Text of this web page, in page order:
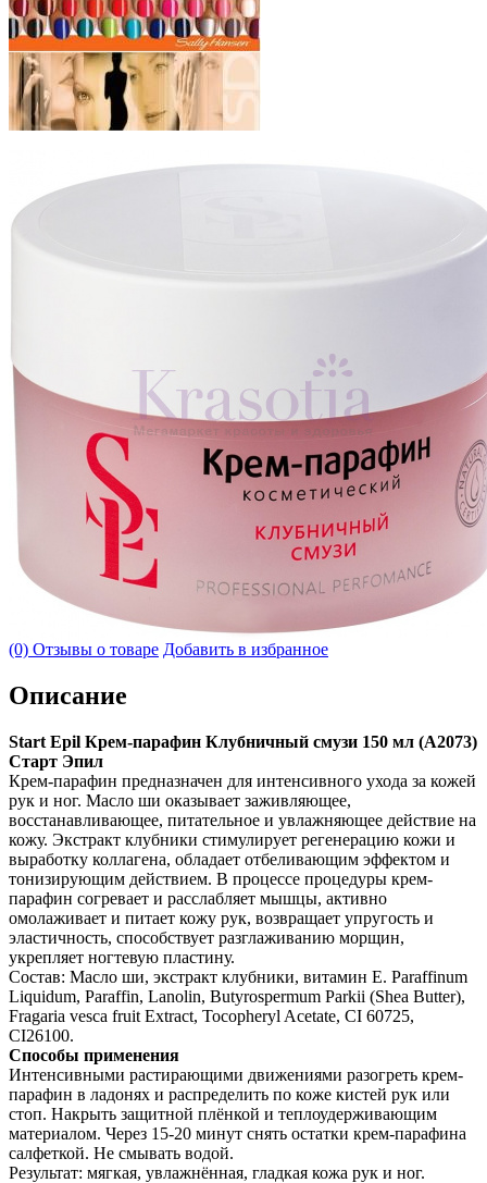
(0) Отзывы о товаре Добавить в избранное
Описание
Start Epil Крем-парафин Клубничный смузи 150 мл (А2073)
Старт Эпил
Крем-парафин предназначен для интенсивного ухода за кожей
рук и ног. Масло ши оказывает заживляющее,
восстанавливающее, питательное и увлажняющее действие на
кожу. Экстракт клубники стимулирует регенерацию кожи и
выработку коллагена, обладает отбеливающим эффектом и
тонизирующим действием. В процессе процедуры крем-
парафин согревает и расслабляет мышцы, активно
омолаживает и питает кожу рук, возвращает упругость и
эластичность, способствует разглаживанию морщин,
укрепляет ногтевую пластину.
Состав: Масло ши, экстракт клубники, витамин Е. Paraffinum
Liquidum, Paraffin, Lanolin, Butyrospermum Parkii (Shea Butter),
Fragaria vesca fruit Extract, Tocopheryl Acetate, CI 60725,
CI26100.
Способы применения
Интенсивными растирающими движениями разогреть крем-
парафин в ладонях и распределить по коже кистей рук или
стоп. Накрыть защитной плёнкой и теплоудерживающим
материалом. Через 15-20 минут снять остатки крем-парафина
салфеткой. Не смывать водой.
Результат: мягкая, увлажнённая, гладкая кожа рук и ног.